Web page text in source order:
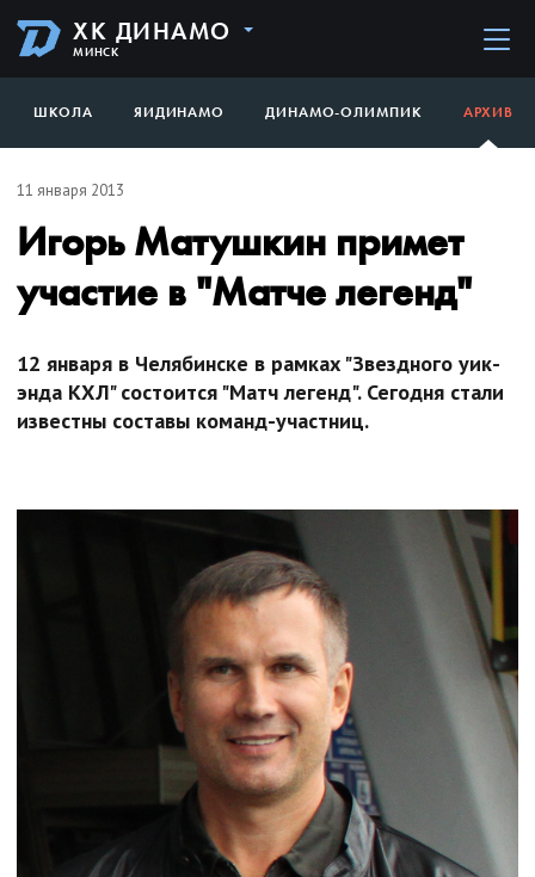
ХК ДИНАМО
МИНСК
ШКОЛА ЯИДИНАМО ДИНАМО-ОЛИМПИК АРХИВ
11 января 2013
Игорь Матушкин примет
участие в "Матче легенд"
12 января в Челябинске в рамках "Звездного уик-
энда КХЛ" состоится "Матч легенд". Сегодня стали
известны составы команд-участниц.